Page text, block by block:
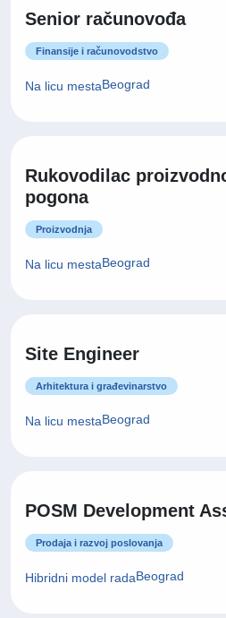
Senior računovođa
Finansije i računovodstvo
Na licu mestaBeograd
Rukovodilac
pogona
Proizvodnja
Na licu mestaBeograd
Site Engineer
Arhitektura i građevinarstvo
Na licu mestaBeograd
POSM Development
Prodaja i razvoj poslovanja
Hibridni model radaBeograd